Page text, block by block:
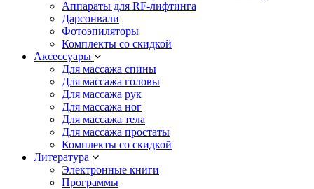
Аппараты для RF-лифтинга
Дарсонвали
Фотоэпиляторы
Комплекты со скидкой
Аксессуары
Для массажа спины
Для массажа головы
Для массажа рук
Для массажа ног
Для массажа тела
Для массажа простаты
Комплекты со скидкой
Литература
Электронные книги
Программы